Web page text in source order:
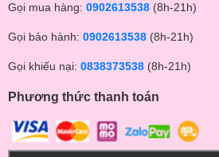
Gọi mua hàng: 0902613538 (8h-21h)
Gọi bảo hành: 0902613538 (8h-21h)
Gọi khiếu nại: 0838373538 (8h-21h)
Phương thức thanh toán